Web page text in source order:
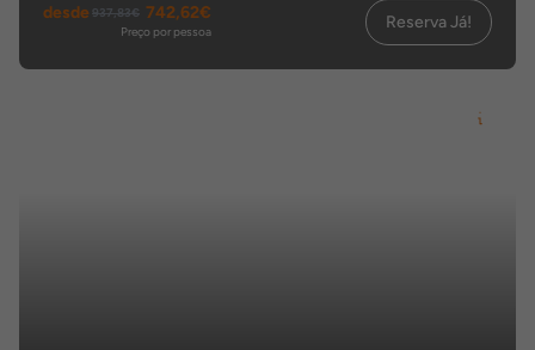
desde 937,83€ 742,62€
Preço por pessoa Reserva Já!